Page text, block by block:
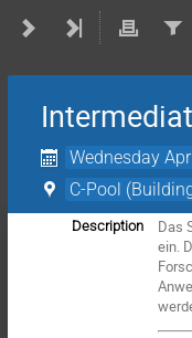
Wednesday
C-Pool
Description
Das
ein.